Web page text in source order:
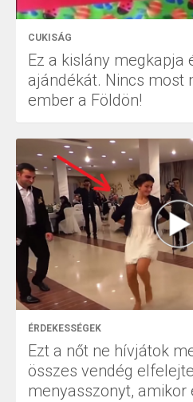
CUKISÁG
Ez a kislány megkapja
ajándékát. Nincs most
ember a Földön!
ÉRDEKESSÉGEK
Ezt a nőt ne hívjátok
összes vendég
menyasszonyt, amikor